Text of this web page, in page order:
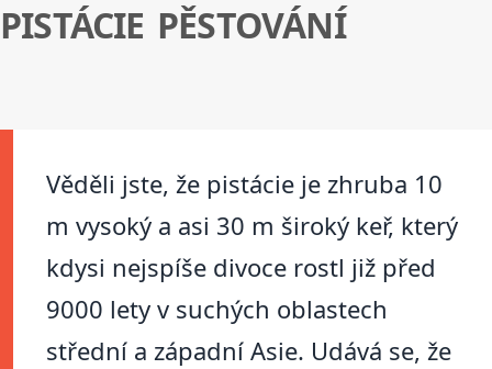
PISTÁCIE PĚSTOVÁNÍ
Věděli jste, že pistácie je zhruba 10
m vysoký a asi 30 m široký keř, který
kdysi nejspíše divoce rostl již před
9000 lety v suchých oblastech
střední a západní Asie. Udává se, že